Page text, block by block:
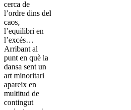
cerca de
l’ordre dins del
caos,
l’equilibri en
l’excés…
Arribant al
punt en què la
dansa sent un
art minoritari
apareix en
multitud de
contingut